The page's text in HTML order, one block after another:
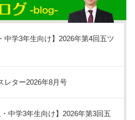
中学3年生向け】2026年第4回五ツ
レター2026年8月号
・中学3年生向け】2026年第3回五